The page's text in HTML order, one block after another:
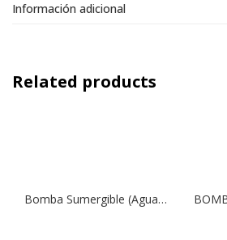
Información adicional
Related products
Bomba Sumergible (Aguas Residuales) Modelo Vigilex SS 1350 | 1,2 HP | Drenaje